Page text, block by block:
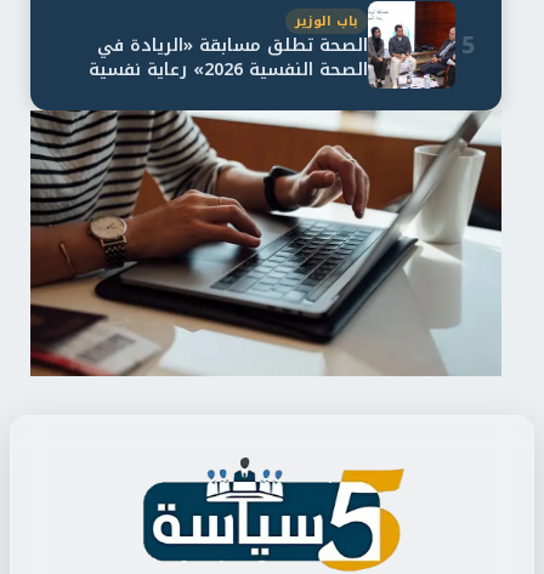
5
باب الوزير
الصحة تطلق مسابقة «الريادة في
الصحة النفسية 2026» رعاية نفسية